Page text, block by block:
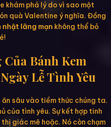
khám phá lý do vì sao một
quà Valentine ý nghĩa. Đồng
nhật lãng mạn không thể bỏ
Bánh Kem
Lễ Tình Yêu
sâu vào tiềm thức chúng ta.
của tình yêu. Sự kết hợp tinh
giác mê hoặc. Nó còn chạm